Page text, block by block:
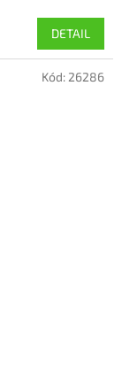
DETAIL
Kód: 26286